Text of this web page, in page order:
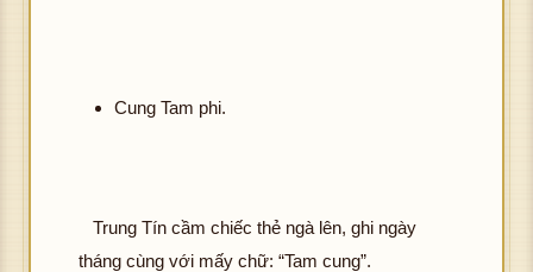
Cung Tam phi.
Trung Tín cầm chiếc thẻ ngà lên, ghi ngày
tháng cùng với mấy chữ: “Tam cung”.